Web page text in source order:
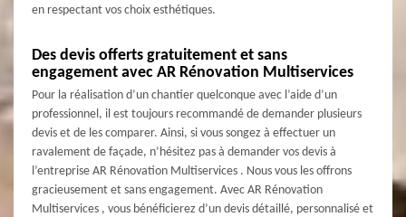
en respectant vos choix esthétiques.
Des devis offerts gratuitement et sans
engagement avec AR Rénovation Multiservices
Pour la réalisation d’un chantier quelconque avec l’aide d’un
professionnel, il est toujours recommandé de demander plusieurs
devis et de les comparer. Ainsi, si vous songez à effectuer un
ravalement de façade, n’hésitez pas à demander vos devis à
l’entreprise AR Rénovation Multiservices . Nous vous les offrons
gracieusement et sans engagement. Avec AR Rénovation
Multiservices , vous bénéficierez d’un devis détaillé, personnalisé et